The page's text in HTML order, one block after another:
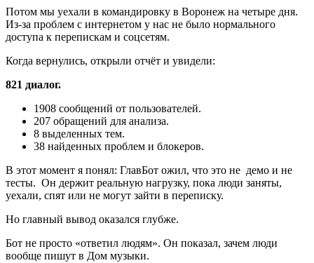
Потом мы уехали в командировку в Воронеж на четыре дня.
Из-за проблем с интернетом у нас не было нормального
доступа к перепискам и соцсетям.
Когда вернулись, открыли отчёт и увидели:
821 диалог.
1908 сообщений от пользователей.
207 обращений для анализа.
8 выделенных тем.
38 найденных проблем и блокеров.
В этот момент я понял: ГлавБот ожил, что это не демо и не
тесты. Он держит реальную нагрузку, пока люди заняты,
уехали, спят или не могут зайти в переписку.
Но главный вывод оказался глубже.
Бот не просто «ответил людям». Он показал, зачем люди
вообще пишут в Дом музыки.